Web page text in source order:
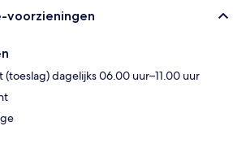
voorzieningen
dagelijks 06.00 uur–11.00 uur